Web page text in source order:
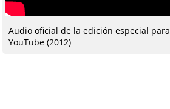
Audio oficial de la edición especial para
YouTube (2012)